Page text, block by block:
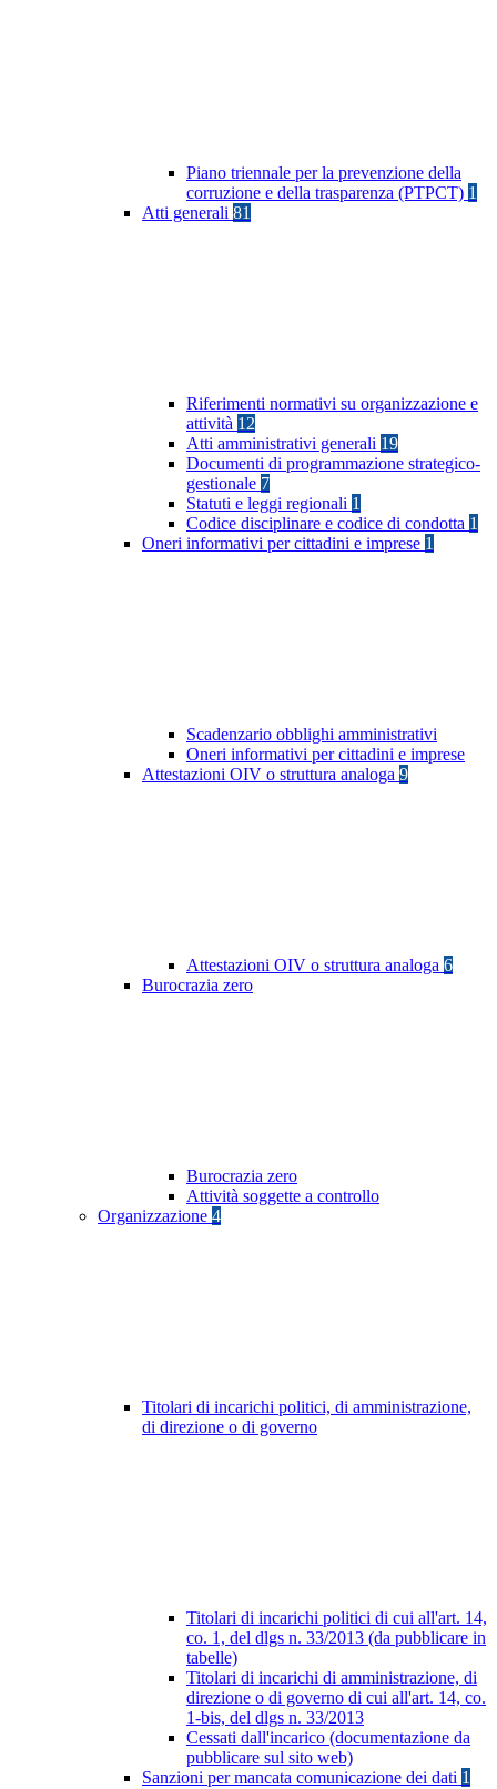
Piano triennale per la prevenzione della
corruzione e della trasparenza (PTPCT) 1
Atti generali 81
Riferimenti normativi su organizzazione e
attività 12
Atti amministrativi generali 19
Documenti di programmazione strategico-
gestionale 7
Statuti e leggi regionali 1
Codice disciplinare e codice di condotta 1
Oneri informativi per cittadini e imprese 1
Scadenzario obblighi amministrativi
Oneri informativi per cittadini e imprese
Attestazioni OIV o struttura analoga 9
Attestazioni OIV o struttura analoga 6
Burocrazia zero
Burocrazia zero
Attività soggette a controllo
Organizzazione 4
Titolari di incarichi politici, di amministrazione,
di direzione o di governo
Titolari di incarichi politici di cui all'art. 14,
co. 1, del dlgs n. 33/2013 (da pubblicare in
tabelle)
Titolari di incarichi di amministrazione, di
direzione o di governo di cui all'art. 14, co.
1-bis, del dlgs n. 33/2013
Cessati dall'incarico (documentazione da
pubblicare sul sito web)
Sanzioni per mancata comunicazione dei dati 1